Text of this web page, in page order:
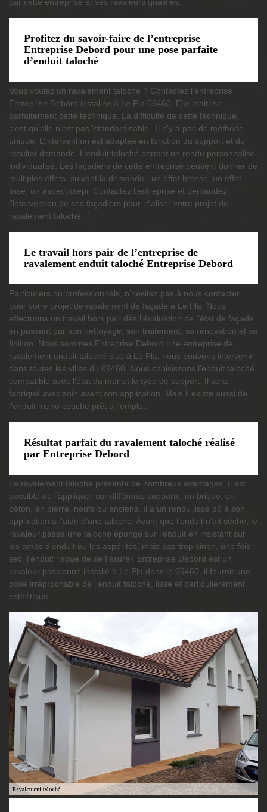
Profitez du savoir-faire de l’entreprise
Entreprise Debord pour une pose parfaite
d’enduit taloché
Vous voulez un ravalement taloché ? Contactez l’entreprise
Entreprise Debord installée à Le Pla 09460. Elle maitrise
parfaitement cette technique. La difficulté de cette technique,
c’est qu’elle n’est pas ‘standardisable’. Il n’y a pas de méthode
unique. L’intervention est adaptée en fonction du support et du
résultat demandé. L’enduit taloché permet un rendu personnalisé,
individualisé. Les façadiers de cette entreprise peuvent donner de
multiples effets, suivant la demande : un effet brosse, un effet
lissé, un aspect crépi. Contactez l’entreprise et demandez
l’intervention de ses façadiers pour réaliser votre projet de
ravalement taloché.
Le travail hors pair de l’entreprise de
ravalement enduit taloché Entreprise Debord
Particuliers ou professionnels, n’hésitez pas à nous contacter
pour votre projet de ravalement de façade à Le Pla. Nous
effectuons un travail hors pair dès l’évaluation de l’état de façade
en passant par son nettoyage, son traitement, sa rénovation et sa
finition. Nous sommes Entreprise Debord une entreprise de
ravalement enduit taloché sise à Le Pla, nous pouvons intervenir
dans toutes les villes du 09460. Nous choisissons l’enduit taloché
compatible avec l’état du mur et le type de support. Il sera
fabriqué avec soin avant son application. Mais il existe aussi de
l’enduit mono couche prêt à l’emploi.
Résultat parfait du ravalement taloché réalisé
par Entreprise Debord
Le ravalement taloché présente de nombreux avantages. Il est
possible de l’appliquer sur différents supports, en brique, en
béton, en pierre, neufs ou anciens. Il a un rendu lisse dû à son
application à l’aide d’une taloche. Avant que l’enduit n’ait séché, le
ravaleur passe une taloche éponge sur l’enduit en insistant sur
les amas d’enduit ou les aspérités, mais pas trop sinon, une fois
sec, l’enduit risque de se fissurer. Entreprise Debord est un
ravaleur passionné installé à Le Pla dans le 09460, il fournit une
pose irréprochable de l’enduit taloché, lisse et particulièrement
esthétique.